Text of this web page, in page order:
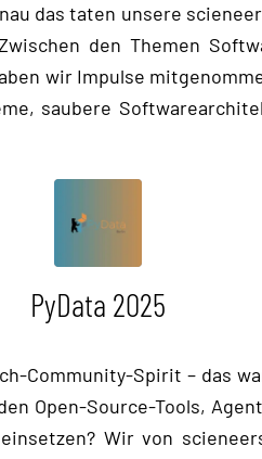
das taten unsere
den Themen
wir Impulse
saubere
PyData 2025
Community-Spirit – das
Open-Source-Tools,
Wir von